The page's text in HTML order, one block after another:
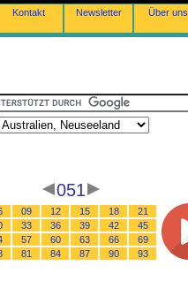
Kontakt Newsletter Über uns
051
09 12 15 18
21
33 36 39 42
45
57 60 63 66
69
81 84 87 90 93